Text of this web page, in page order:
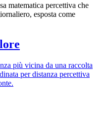
matematica percettiva che
esposta come
più vicina da una raccolta
per distanza percettiva